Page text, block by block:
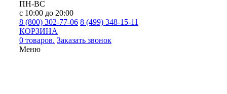
ПН-ВС
с 10:00 до 20:00
8 (800) 302-77-06 8 (499) 348-15-11
КОРЗИНА
0 товаров. Заказать звонок
Меню